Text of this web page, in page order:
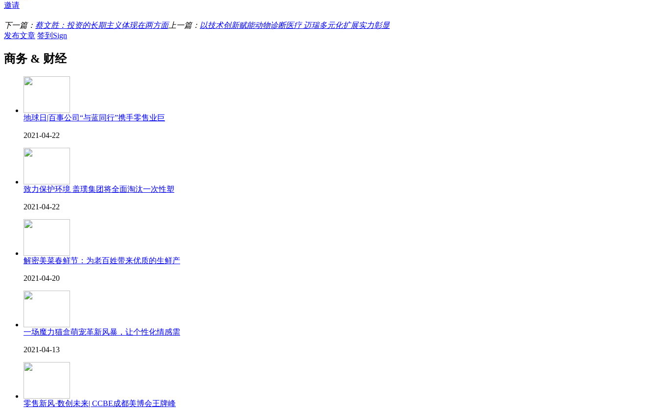
邀请
下一篇： 蔡文胜：投资的长期主义体现在两方面上一篇： 以技术创新赋能动物诊断医疗 迈瑞多元化扩展实力彰显
发布文章 签到Sign
商务 & 财经
地球日|百事公司“与蓝同行”携手零售业巨
2021-04-22
致力保护环境 盖璞集团将全面淘汰一次性塑
2021-04-22
解密美菜春鲜节：为老百姓带来优质的生鲜产
2021-04-20
一场魔力猫盒萌宠革新风暴，让个性化情感需
2021-04-13
零售新风·数创未来| CCBE成都美博会王牌峰